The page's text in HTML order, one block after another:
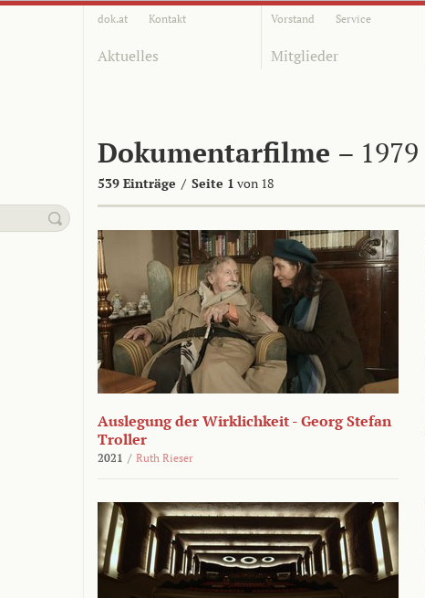
dok.at Kontakt Vorstand Service
Aktuelles Mitglieder
Dokumentarfilme – 1979
539 Einträge / Seite 1 von 18
Auslegung der Wirklichkeit - Georg Stefan
Troller
2021 / Ruth Rieser